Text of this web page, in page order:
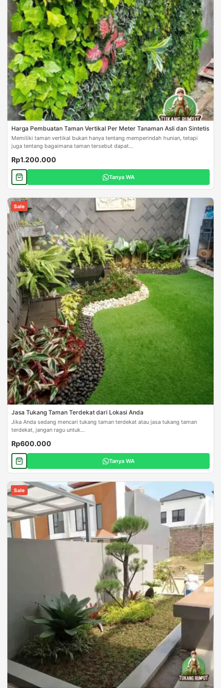
Harga Pembuatan Taman Vertikal Per Meter Tanaman Asli dan Sintetis
Memiliki taman vertikal bukan hanya tentang memperindah hunian, tetapi
juga tentang bagaimana taman tersebut dapat...
Rp1.200.000
Tanya WA
Sale
Jasa Tukang Taman Terdekat dari Lokasi Anda
Jika Anda sedang mencari tukang taman terdekat atau jasa tukang taman
terdekat, jangan ragu untuk...
Rp600.000
Tanya WA
Sale